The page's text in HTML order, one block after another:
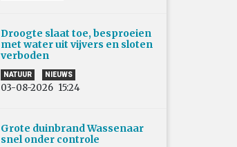
Droogte slaat toe, besproeien
met water uit vijvers en sloten
verboden
NATUUR NIEUWS
03-08-2026 15:24
Grote duinbrand Wassenaar
snel onder controle